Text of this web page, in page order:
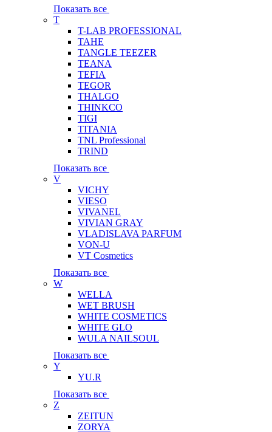
Показать все
T
T-LAB PROFESSIONAL
TAHE
TANGLE TEEZER
TEANA
TEFIA
TEGOR
THALGO
THINKCO
TIGI
TITANIA
TNL Professional
TRIND
Показать все
V
VICHY
VIESO
VIVANEL
VIVIAN GRAY
VLADISLAVA PARFUM
VON-U
VT Cosmetics
Показать все
W
WELLA
WET BRUSH
WHITE COSMETICS
WHITE GLO
WULA NAILSOUL
Показать все
Y
YU.R
Показать все
Z
ZEITUN
ZORYA